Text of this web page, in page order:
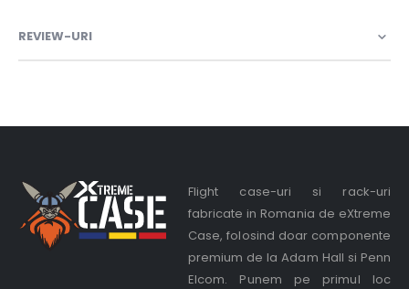
REVIEW-URI
Flight case-uri si rack-uri
fabricate in Romania de eXtreme
Case, folosind doar componente
premium de la Adam Hall si Penn
Elcom. Punem pe primul loc